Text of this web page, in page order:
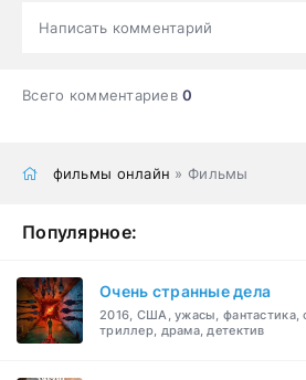
Написать комментарий
Всего комментариев0
фильмы онлайн » Фильмы
Популярное:
Очень странные дела
2016, США, ужасы, фантастика,
триллер, драма, детектив